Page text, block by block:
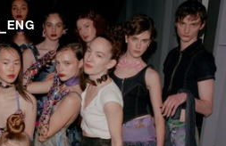
ENG